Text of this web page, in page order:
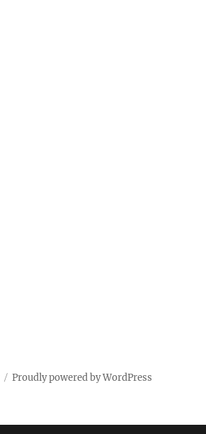
Proudly powered by WordPress